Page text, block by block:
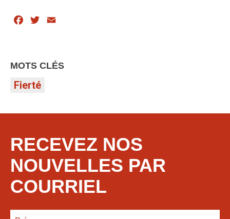
Facebook
Twitter
MOTS CLÉS
Fierté
RECEVEZ NOS
NOUVELLES PAR
COURRIEL